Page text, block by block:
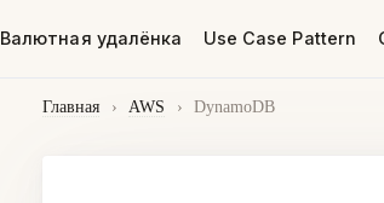
Валютная удалёнка Use Case Pattern
Главная › AWS › DynamoDB